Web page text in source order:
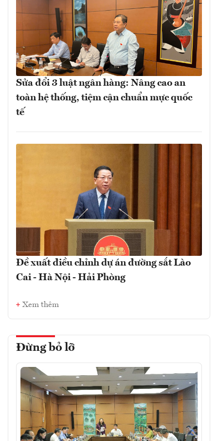
Sửa đổi 3 luật ngân hàng: Nâng cao an
toàn hệ thống, tiệm cận chuẩn mực quốc
tế
Đề xuất điều chỉnh dự án đường sắt Lào
Cai - Hà Nội - Hải Phòng
Xem thêm
Đừng bỏ lỡ